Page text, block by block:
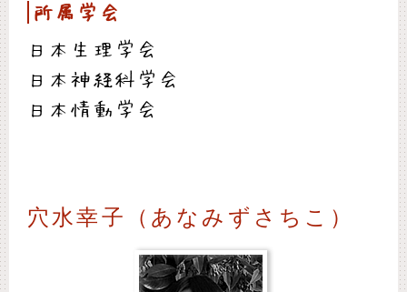
所属学会
日本生理学会
日本神経科学会
日本情動学会
穴水幸子（あなみずさちこ）